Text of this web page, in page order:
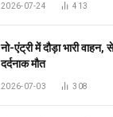
2026-07-24 413
नो-एंट्री में दौड़ा भारी वाहन,
दर्दनाक मौत
2026-07-03 308